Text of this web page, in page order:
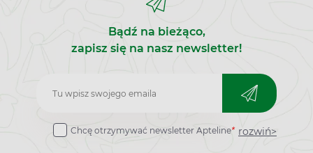
Bądź na bieżąco,
zapisz się na nasz newsletter!
Zapisz
do
Chcę otrzymywać newsletter Apteline* rozwiń>